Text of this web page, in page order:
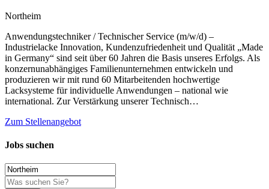
Northeim
Anwendungstechniker / Technischer Service (m/w/d) –
Industrielacke Innovation, Kundenzufriedenheit und Qualität „Made
in Germany“ sind seit über 60 Jahren die Basis unseres Erfolgs. Als
konzernunabhängiges Familienunternehmen entwickeln und
produzieren wir mit rund 60 Mitarbeitenden hochwertige
Lacksysteme für individuelle Anwendungen – national wie
international. Zur Verstärkung unserer Technisch…
Zum Stellenangebot
Jobs suchen